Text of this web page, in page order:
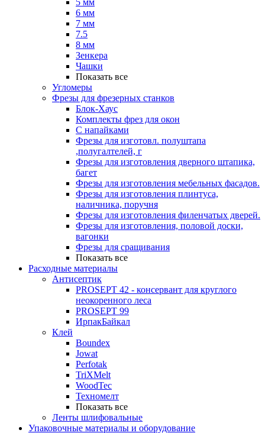
5 мм
6 мм
7 мм
7.5
8 мм
Зенкера
Чашки
Показать все
Угломеры
Фрезы для фрезерных станков
Блок-Хаус
Комплекты фрез для окон
С напайками
Фрезы для изготовл. полуштапа
,полугалтелей, г
Фрезы для изготовления дверного штапика,
багет
Фрезы для изготовления мебельных фасадов.
Фрезы для изготовления плинтуса,
наличника, поручня
Фрезы для изготовления филенчатых дверей.
Фрезы для изготовления, половой доски,
вагонки
Фрезы для сращивания
Показать все
Расходные материалы
Антисептик
PROSEPT 42 - консервант для круглого
неокоренного леса
PROSEPT 99
ИрпакБайкал
Клей
Boundex
Jowat
Perfotak
TriXMelt
WoodTec
Техномелт
Показать все
Ленты шлифовальные
Упаковочные материалы и оборудование